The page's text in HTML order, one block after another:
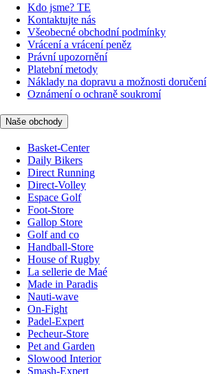
Kdo jsme? TE
Kontaktujte nás
Všeobecné obchodní podmínky
Vrácení a vrácení peněz
Právní upozornění
Platební metody
Náklady na dopravu a možnosti doručení
Oznámení o ochraně soukromí
Naše obchody
Basket-Center
Daily Bikers
Direct Running
Direct-Volley
Espace Golf
Foot-Store
Gallop Store
Golf and co
Handball-Store
House of Rugby
La sellerie de Maé
Made in Paradis
Nauti-wave
On-Fight
Padel-Expert
Pecheur-Store
Pet and Garden
Slowood Interior
Smash-Expert